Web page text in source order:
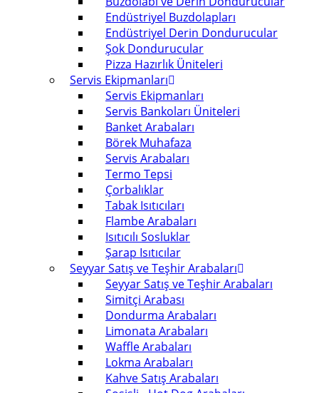
Endüstriyel Buzdolapları
Endüstriyel Derin Dondurucular
Şok Dondurucular
Pizza Hazırlık Üniteleri
Servis Ekipmanları
Servis Ekipmanları
Servis Bankoları Üniteleri
Banket Arabaları
Börek Muhafaza
Servis Arabaları
Termo Tepsi
Çorbalıklar
Tabak Isıtıcıları
Flambe Arabaları
Isıtıcılı Sosluklar
Şarap Isıtıcılar
Seyyar Satış ve Teşhir Arabaları
Seyyar Satış ve Teşhir Arabaları
Simitçi Arabası
Dondurma Arabaları
Limonata Arabaları
Waffle Arabaları
Lokma Arabaları
Kahve Satış Arabaları